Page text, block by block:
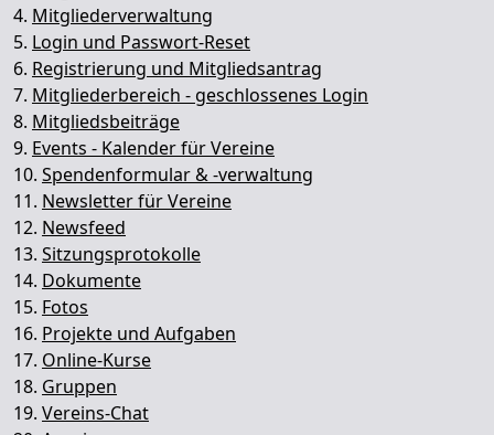
4. Mitgliederverwaltung
5. Login und Passwort-Reset
6. Registrierung und Mitgliedsantrag
7. Mitgliederbereich - geschlossenes Login
8. Mitgliedsbeiträge
9. Events - Kalender für Vereine
10. Spendenformular & -verwaltung
11. Newsletter für Vereine
12. Newsfeed
13. Sitzungsprotokolle
14. Dokumente
15. Fotos
16. Projekte und Aufgaben
17. Online-Kurse
18. Gruppen
19. Vereins-Chat